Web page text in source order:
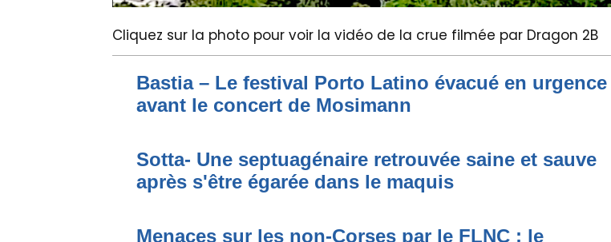
Cliquez sur la photo pour voir la vidéo de la crue filmée par Dragon 2B
Bastia – Le festival Porto Latino évacué en urgence
avant le concert de Mosimann
Sotta- Une septuagénaire retrouvée saine et sauve
après s'être égarée dans le maquis
Menaces sur les non-Corses par le FLNC : le